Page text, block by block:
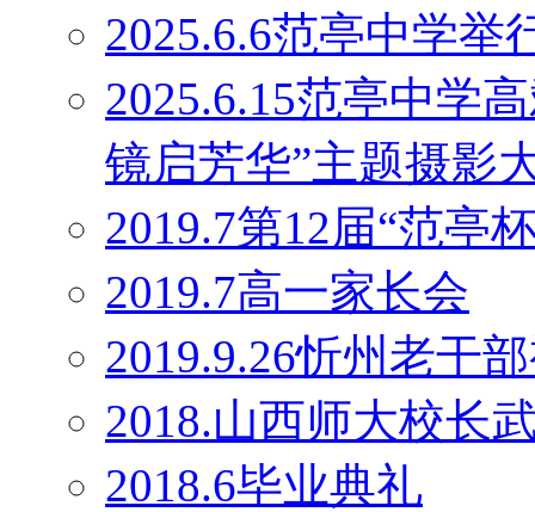
2025.6.6范亭中学举
2025.6.15范亭中学
镜启芳华”主题摄影
2019.7第12届“范亭
2019.7高一家长会
2019.9.26忻州老干
2018.山西师大校长
2018.6毕业典礼